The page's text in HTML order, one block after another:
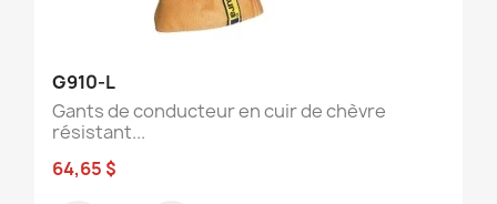
G910-L
Gants de conducteur en cuir de chèvre
résistant...
64,65 $